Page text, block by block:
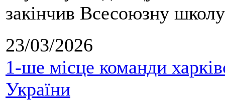
закінчив Всесоюзну
23/03/2026
1-ше місце команди
України